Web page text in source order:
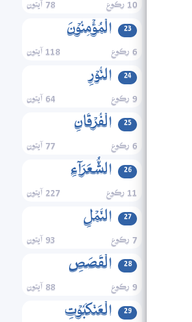
10 رڪوع 78 آيتون
23 الۡمُؤۡمِنُوۡنَ
6 رڪوع 118 آيتون
24 النُّوۡرِ
9 رڪوع 64 آيتون
25 الۡفُرۡقَانِ
6 رڪوع 77 آيتون
26 الشُّعَرَآءِ
11 رڪوع 227 آيتون
27 النَّمۡلِ
7 رڪوع 93 آيتون
28 الۡقَصَصِ
9 رڪوع 88 آيتون
29 الۡعَنۡکَبُوۡتِ